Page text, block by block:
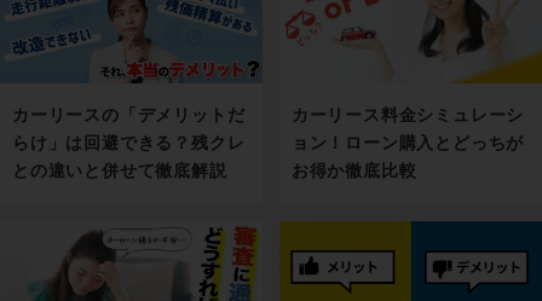
カーリースの「デメリットだ
らけ」は回避できる？残クレ
との違いと併せて徹底解説
カーリース料金シミュレーシ
ョン！ローン購入とどっちが
お得か徹底比較